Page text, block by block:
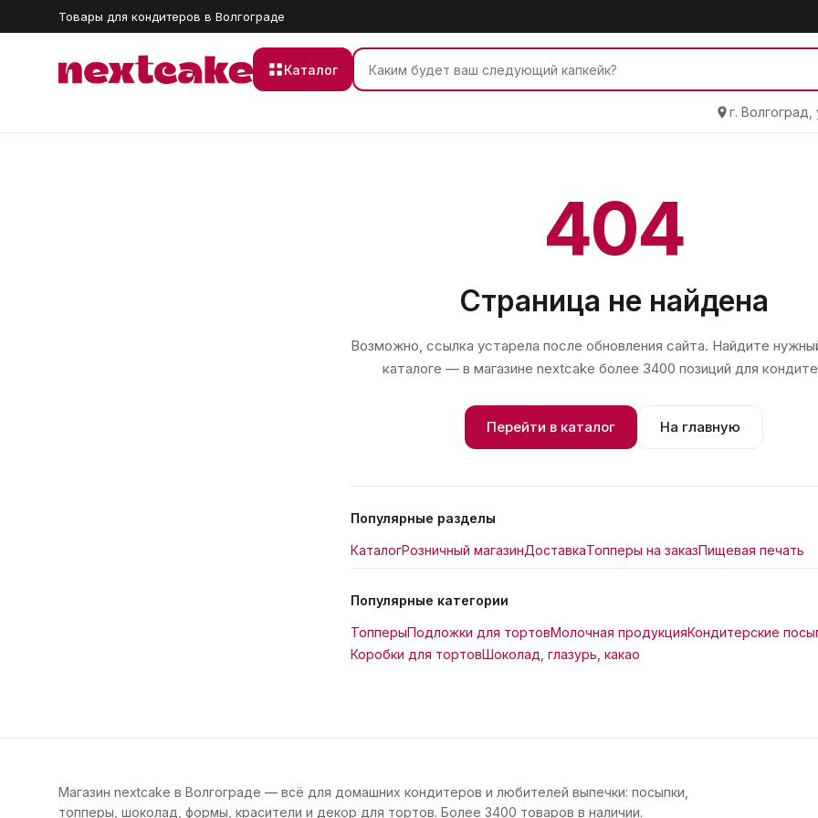
Товары для кондитеров в Волгограде
Каталог
г.
404
Страница не найдена
Возможно, ссылка устарела после обновления сайта. Найдите
каталоге — в магазине nextcake более 3400 позиций для
Перейти в каталог На главную
Популярные разделы
КаталогРозничный магазинДоставкаТопперы на заказПищевая печать
Популярные категории
ТопперыПодложки для тортовМолочная продукцияКондитерские
Коробки для тортовШоколад, глазурь, какао
Магазин nextcake в Волгограде — всё для домашних кондитеров и любителей выпечки: посыпки,
топперы, шоколад, формы, красители и декор для тортов. Более 3400 товаров в наличии.